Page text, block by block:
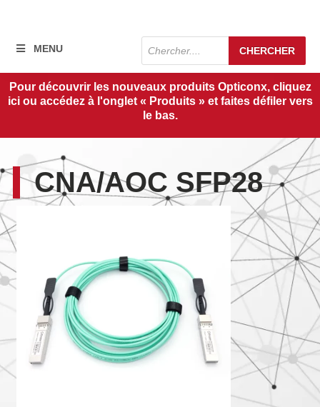
MENU
Recherche
de
produits
CHERCHER
Pour découvrir les nouveaux produits Opticonx, cliquez
ici ou accédez à l'onglet « Produits » et faites défiler vers
le bas.
CNA/AOC SFP28